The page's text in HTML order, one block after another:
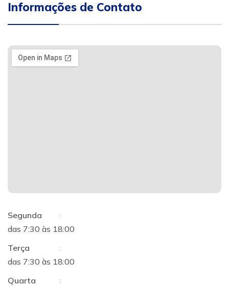
Informações de Contato
Segunda
:
das 7:30 às 18:00
Terça
:
das 7:30 às 18:00
Quarta
: